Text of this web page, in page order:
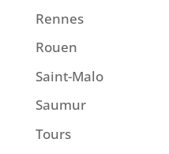
Rennes
Rouen
Saint-Malo
Saumur
Tours